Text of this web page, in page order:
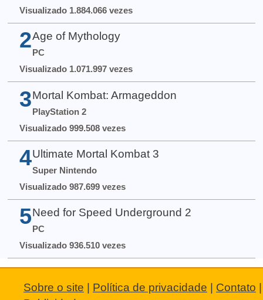
Visualizado 1.884.066 vezes
2 Age of Mythology
PC
Visualizado 1.071.997 vezes
3 Mortal Kombat: Armageddon
PlayStation 2
Visualizado 999.508 vezes
4 Ultimate Mortal Kombat 3
Super Nintendo
Visualizado 987.699 vezes
5 Need for Speed Underground 2
PC
Visualizado 936.510 vezes
Sobre o site Política de privacidade Contato